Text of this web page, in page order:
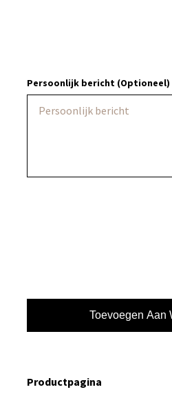
Persoonlijk bericht (Optioneel)
Productpagina